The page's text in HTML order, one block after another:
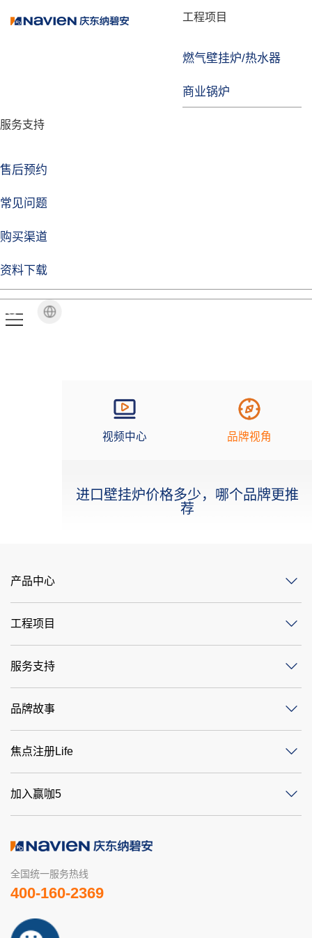
工程项目
燃气壁挂炉/热水器
商业锅炉
服务支持
售后预约
常见问题
购买渠道
资料下载
品牌故事
技术实力
企业动态
焦点注册Life
品牌视角
视频中心 品牌视角
进口壁挂炉价格多少，哪个品牌更推
荐
产品中心
工程项目
服务支持
品牌故事
焦点注册Life
加入赢咖5
全国统一服务热线
400-160-2369